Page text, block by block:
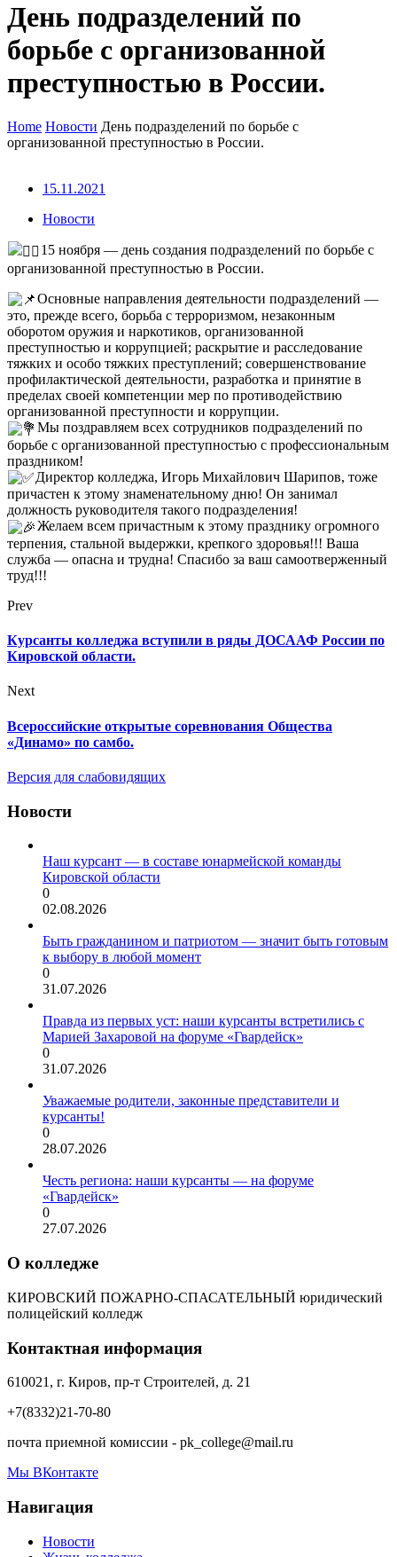
День подразделений по
борьбе с организованной
преступностью в России.
Home Новости День подразделений по борьбе с
организованной преступностью в России.
15.11.2021
Новости
15 ноября — день создания подразделений по борьбе с
организованной преступностью в России.
Основные направления деятельности подразделений —
это, прежде всего, борьба с терроризмом, незаконным
оборотом оружия и наркотиков, организованной
преступностью и коррупцией; раскрытие и расследование
тяжких и особо тяжких преступлений; совершенствование
профилактической деятельности, разработка и принятие в
пределах своей компетенции мер по противодействию
организованной преступности и коррупции.
Мы поздравляем всех сотрудников подразделений по
борьбе с организованной преступностью с профессиональным
праздником!
Директор колледжа, Игорь Михайлович Шарипов, тоже
причастен к этому знаменательному дню! Он занимал
должность руководителя такого подразделения!
Желаем всем причастным к этому празднику огромного
терпения, стальной выдержки, крепкого здоровья!!! Ваша
служба — опасна и трудна! Спасибо за ваш самоотверженный
труд!!!
Prev
Курсанты колледжа вступили в ряды ДОСААФ России по
Кировской области.
Next
Всероссийские открытые соревнования Общества
«Динамо» по самбо.
Версия для слабовидящих
Новости
Наш курсант — в составе юнармейской команды
Кировской области
0
02.08.2026
Быть гражданином и патриотом — значит быть готовым
к выбору в любой момент
0
31.07.2026
Правда из первых уст: наши курсанты встретились с
Марией Захаровой на форуме «Гвардейск»
0
31.07.2026
Уважаемые родители, законные представители и
курсанты!
0
28.07.2026
Честь региона: наши курсанты — на форуме
«Гвардейск»
0
27.07.2026
О колледже
КИРОВСКИЙ ПОЖАРНО-СПАСАТЕЛЬНЫЙ юридический
полицейский колледж
Контактная информация
610021, г. Киров, пр-т Строителей, д. 21
+7(8332)21-70-80
почта приемной комиссии - pk_college@mail.ru
Мы ВКонтакте
Навигация
Новости